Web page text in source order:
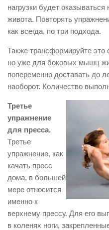
нагрузки будет
живота. Повторять
как всегда, по три подхода.
Также трансформируйте это
но уже для боковых мышц
попеременно доставать до
наоборот. Количество
Третье
упражнение
для пресса.
Третье
упражнение, как
качать пресс
дома, в большей
мере относится
именно к
верхнему прессу. Для его
в коленях ноги,